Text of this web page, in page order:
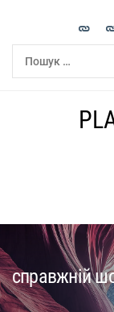
content
Пошук:
справжній